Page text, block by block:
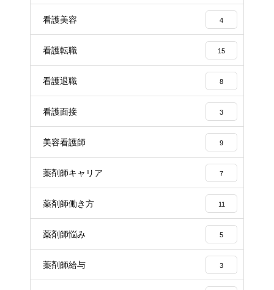
看護美容 4
看護転職 15
看護退職 8
看護面接 3
美容看護師 9
薬剤師キャリア 7
薬剤師働き方 11
薬剤師悩み 5
薬剤師給与 3